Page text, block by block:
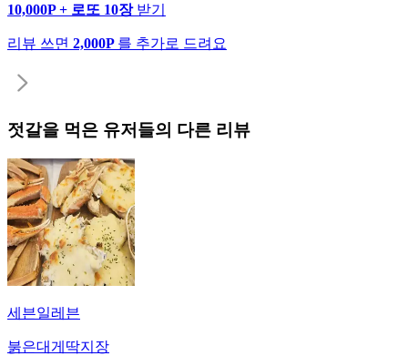
10,000P + 로또 10장 받기
리뷰 쓰면 2,000P 를 추가로 드려요
젓갈을 먹은 유저들의 다른 리뷰
세븐일레븐
붉은대게딱지장